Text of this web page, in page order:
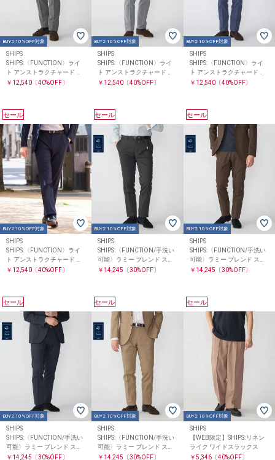
BUY2 10%OFF対象
SHIPS
SHIPS:〈FUNCTION〉ライ
ト アンストラクチャード ス
ラックス(セットアップ対応)
￥12,540〔40%OFF〕
BUY2 10%OFF対象
SHIPS
SHIPS:〈FUNCTION〉ライ
ト アンストラクチャード ス
ラックス(セットアップ対応)
￥12,540 〔40%OFF〕
BUY2 10%OFF対象
SHIPS
SHIPS:〈FUNCTION〉ライ
ト アンストラクチャード ス
ラックス(セットアップ対応)
￥12,540〔40%OFF〕
セール
BUY2 10%OFF対象
SHIPS
SHIPS:〈FUNCTION〉ライ
ト アンストラクチャード ス
ラックス(セットアップ対応)
￥12,540〔40%OFF〕
セール
BUY2 10%OFF対象
SHIPS
SHIPS:〈FUNCTION/手洗い
可能〉ラミー ブレンド スラ
ックス(セットアップ対応)
￥14,245 〔30%OFF〕
セール
BUY2 10%OFF対象
SHIPS
SHIPS:〈FUNCTION/手洗い
可能〉ラミー ブレンド スラ
ックス(セットアップ対応)
￥14,245 〔30%OFF〕
セール
BUY2 10%OFF対象
SHIPS
SHIPS:〈FUNCTION/手洗い
可能〉ラミー ブレンド スラ
ックス(セットアップ対応)
￥14,245 〔30%OFF〕
セール
BUY2 10%OFF対象
SHIPS
SHIPS:〈FUNCTION/手洗い
可能〉ラミー ブレンド スラ
ックス(セットアップ対応)
￥14,245 〔30%OFF〕
セール
BUY2 10%OFF対象
SHIPS
【WEB限定】SHIPS: リネン
ライク ワイドスラックス
￥5,346〔40%OFF〕